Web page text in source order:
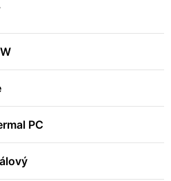
PC